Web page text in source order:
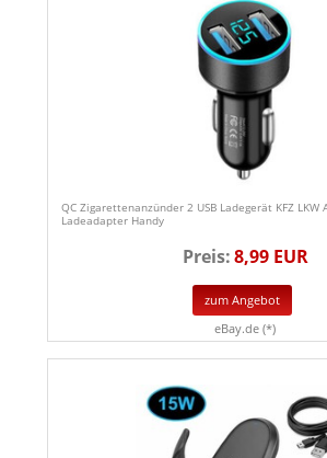
QC Zigarettenanzünder 2 USB Ladegerät KFZ LKW
Ladeadapter Handy
Preis:8,99 EUR
zum Angebot
eBay.de (*)